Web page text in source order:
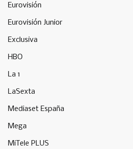
Eurovisión
Eurovisión Junior
Exclusiva
HBO
La 1
LaSexta
Mediaset España
Mega
MiTele PLUS